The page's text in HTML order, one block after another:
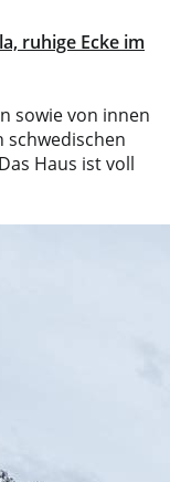
ruhige Ecke im
sowie von innen
schwedischen
Haus ist voll